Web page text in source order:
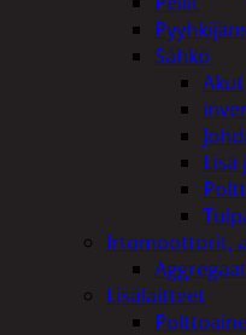
Sähkö
Akut
Lisä
Irtomoottorit,
Lisälaitteet